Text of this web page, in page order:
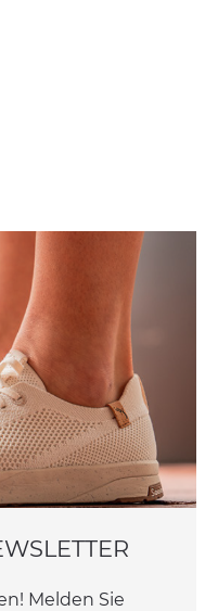
Melden Sie